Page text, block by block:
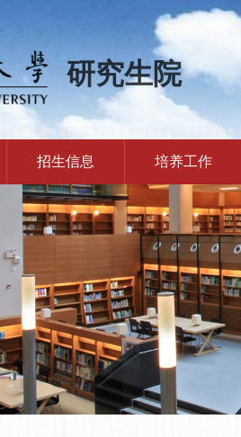
研究生院
招生信息 培养工作